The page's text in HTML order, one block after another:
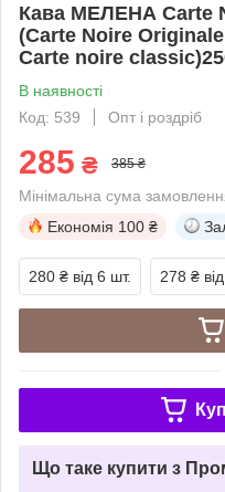
Кава МЕЛЕНА Carte
(Carte Noire
Carte noire
В наявності
Код: 539
Опт і роздріб
285 ₴ 385 ₴
Мінімальна сума
Економія 100 ₴
280 ₴ від 6 шт. 278 ₴
Що таке купити з